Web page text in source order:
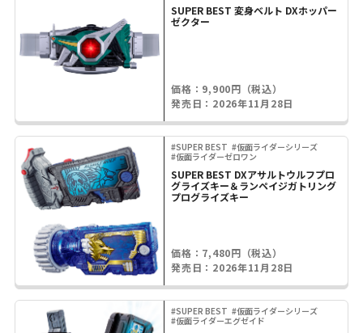
SUPER BEST 変身ベルト DXホッパー
ゼクター
価格：9,900円（税込）
発売日：2026年11月28日
#SUPER BEST #仮面ライダーシリーズ
#仮面ライダーゼロワン
SUPER BEST DXアサルトウルフプロ
グライズキー＆ランペイジガトリング
プログライズキー
価格：7,480円（税込）
発売日：2026年11月28日
#SUPER BEST #仮面ライダーシリーズ
#仮面ライダーエグゼイド